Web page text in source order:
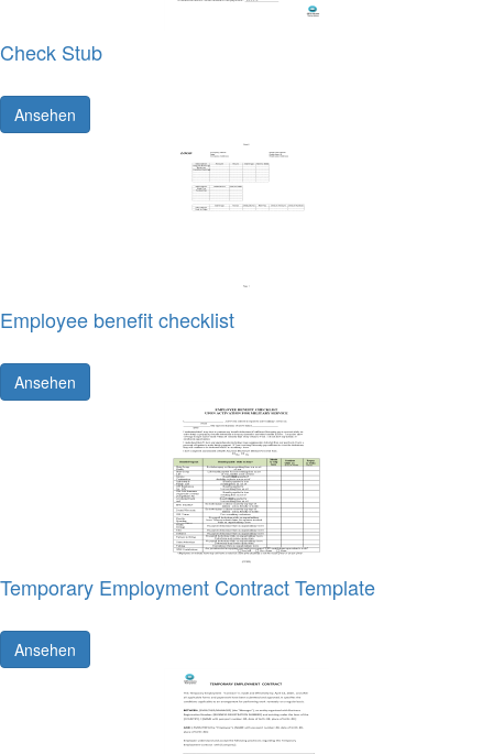
Check Stub
Ansehen
Employee benefit checklist
Ansehen
Temporary Employment Contract Template
Ansehen